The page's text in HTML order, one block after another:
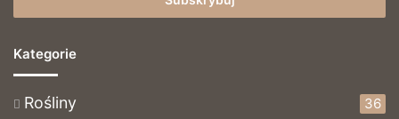
mail
Kategorie
Rośliny 36